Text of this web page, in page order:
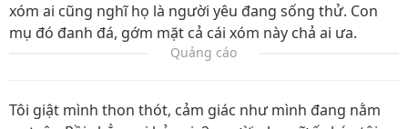
xóm ai cũng nghĩ họ là người yêu đang sống thử. Con
mụ đó đanh đá, gớm mặt cả cái xóm này chả ai ưa.
Quảng cáo
Tôi giật mình thon thót, cảm giác như mình đang nằm